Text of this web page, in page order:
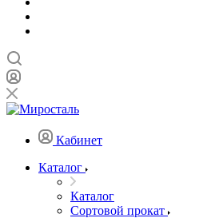
Кабинет
Каталог
Каталог
Сортовой прокат